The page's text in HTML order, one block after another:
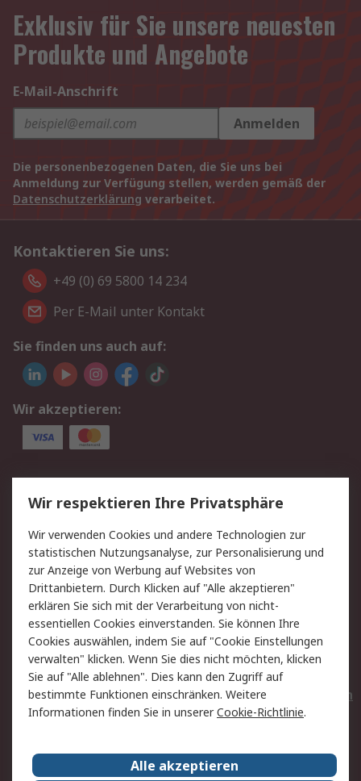
Exklusiv für Sie unsere neuesten
Produkte und Angebote
E-Mail-Anschrift
Anmelden
Die personenbezogenen Daten, die Sie uns bei
Anmeldung zur Verfügung stellen, werden gemäß der
Datenschutzerklärung verarbeitet.
Kontaktieren Sie uns:
+49 (0) 69 5800 14 234
Per E-Mail unter Kontakt
Sie finden uns auch auf:
Wir akzeptieren:
Service
Value Added Services
Lieferlösungen
Rücksendungen
Kontakt
Hilfe
Privatkunden
Rechtliches
AGB
Datenschutz
Cookie-Richtlinie
Zahlungsbedingungen
Copyright/Impressum
Entsorgung
Elektrogeräte/Batterien
RS weltweit
Wir respektieren Ihre Privatsphäre
Wir verwenden Cookies und andere Technologien zur
statistischen Nutzungsanalyse, zur Personalisierung und
zur Anzeige von Werbung auf Websites von
Drittanbietern. Durch Klicken auf "Alle akzeptieren"
erklären Sie sich mit der Verarbeitung von nicht-
essentiellen Cookies einverstanden. Sie können Ihre
Cookies auswählen, indem Sie auf "Cookie Einstellungen
verwalten" klicken. Wenn Sie dies nicht möchten, klicken
Sie auf "Alle ablehnen". Dies kann den Zugriff auf
bestimmte Funktionen einschränken. Weitere
Informationen finden Sie in unsererCookie-Richtlinie.
Alle akzeptieren